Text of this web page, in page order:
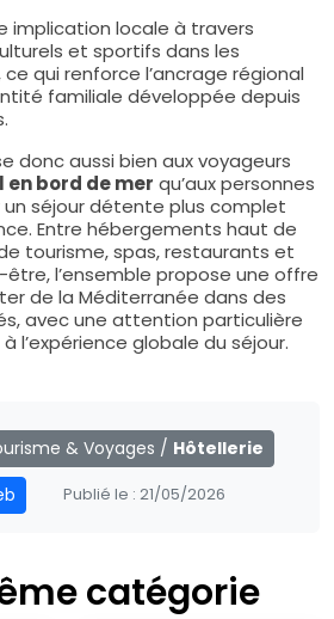
implication locale à travers
et sportifs dans les
qui renforce l’ancrage régional
familiale développée depuis
donc aussi bien aux voyageurs
en bord de mer qu’aux personnes
séjour détente plus complet
Entre hébergements haut de
tourisme, spas, restaurants et
l’ensemble propose une offre
de la Méditerranée dans des
avec une attention particulière
l’expérience globale du séjour.
& Voyages / Hôtellerie
Publié le : 21/05/2026
catégorie